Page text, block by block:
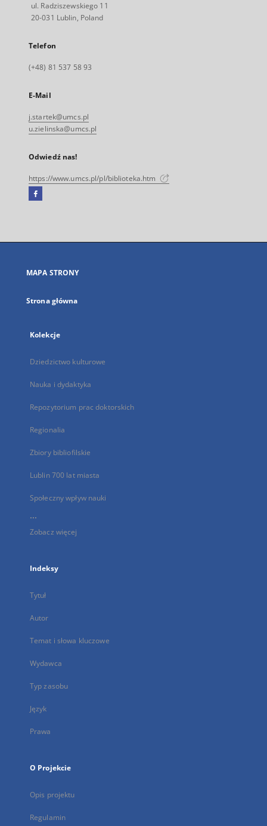
ul. Radziszewskiego 11
20-031 Lublin, Poland
Telefon
(+48) 81 537 58 93
E-Mail
j.startek@umcs.pl
u.zielinska@umcs.pl
Odwiedź nas!
https://www.umcs.pl/pl/biblioteka.htm
Facebook
się
karcie
MAPA STRONY
Strona główna
Kolekcje
Dziedzictwo kulturowe
Nauka i dydaktyka
Repozytorium prac doktorskich
Regionalia
Zbiory bibliofilskie
Lublin 700 lat miasta
Społeczny wpływ nauki
...
Zobacz więcej
Indeksy
Tytuł
Autor
Temat i słowa kluczowe
Wydawca
Typ zasobu
Język
Prawa
O Projekcie
Opis projektu
Regulamin